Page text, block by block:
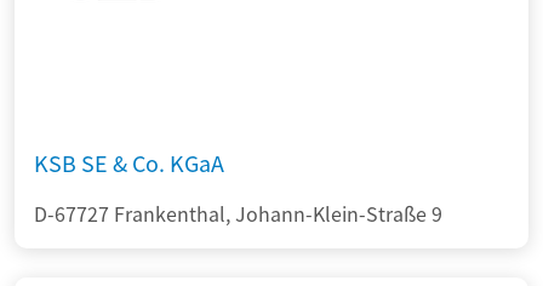
KSB SE & Co. KGaA
D-67727 Frankenthal, Johann-Klein-Straße 9